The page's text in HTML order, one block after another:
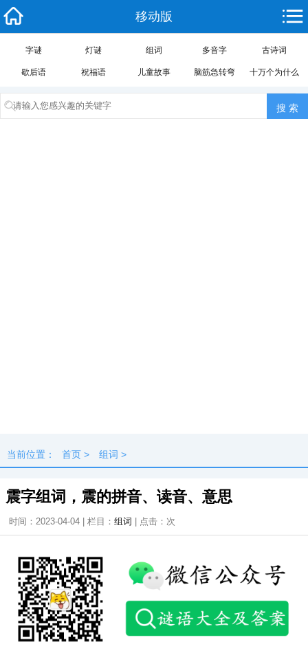
移动版
字谜 灯谜 组词 多音字 古诗词
歇后语 祝福语 儿童故事 脑筋急转弯 十万个为什么
当前位置： 首页 > 组词 >
震字组词，震的拼音、读音、意思
时间：2023-04-04 | 栏目： 组词 | 点击： 次